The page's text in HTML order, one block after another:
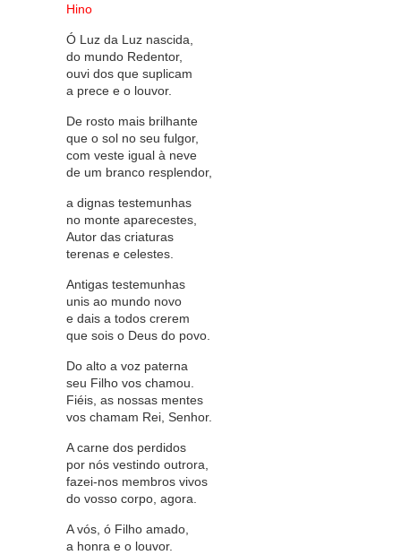
Hino
Ó Luz da Luz nascida,
do mundo Redentor,
ouvi dos que suplicam
a prece e o louvor.
De rosto mais brilhante
que o sol no seu fulgor,
com veste igual à neve
de um branco resplendor,
a dignas testemunhas
no monte aparecestes,
Autor das criaturas
terenas e celestes.
Antigas testemunhas
unis ao mundo novo
e dais a todos crerem
que sois o Deus do povo.
Do alto a voz paterna
seu Filho vos chamou.
Fiéis, as nossas mentes
vos chamam Rei, Senhor.
A carne dos perdidos
por nós vestindo outrora,
fazei-nos membros vivos
do vosso corpo, agora.
A vós, ó Filho amado,
a honra e o louvor.